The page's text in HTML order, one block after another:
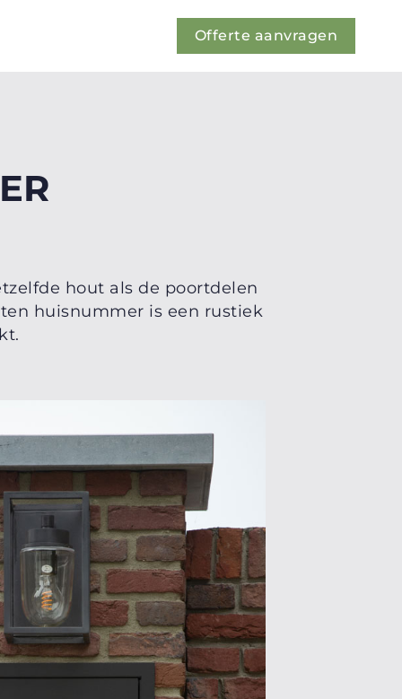
Offerte aanvragen
hout als de poortdelen
huisnummer is een rustiek